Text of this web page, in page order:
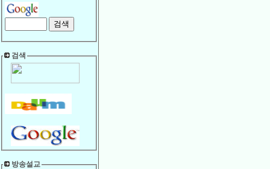
검색
방송설교